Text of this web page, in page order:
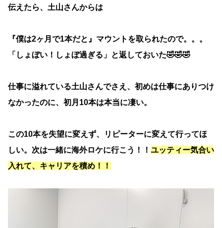
伝えたら、土山さんからは
『僕は2ヶ月で1本だと』マウントを取られたので。。。
「しょぼい！しょぼ過ぎる」と返しておいた🤣🤣🤣
仕事に溢れている土山さんでさえ、初めは仕事にありつけ
なかったのに、初月10本は本当に凄い。
この10本を失望に変えず、リピーターに変えて行ってほ
しい。次は一緒に海外ロケに行こう！！ ユッティー気合い
入れて、キャリアを積め！！